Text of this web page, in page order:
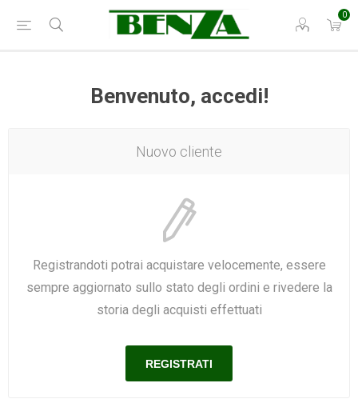
0
Benvenuto, accedi!
Nuovo cliente
Registrandoti potrai acquistare velocemente, essere
sempre aggiornato sullo stato degli ordini e rivedere la
storia degli acquisti effettuati